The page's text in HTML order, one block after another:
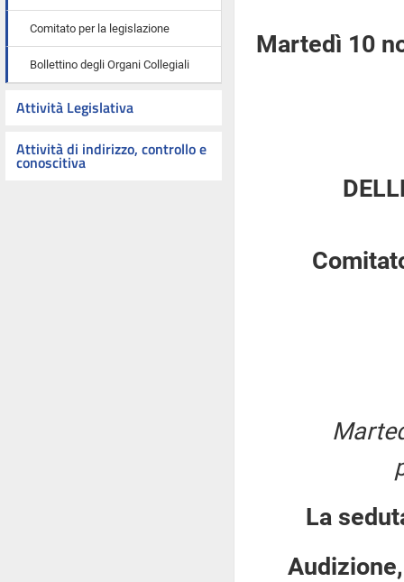
Comitato per la legislazione
Bollettino degli Organi Collegiali
Attività Legislativa
Attività di indirizzo, controllo e
conoscitiva
Martedì 10
La